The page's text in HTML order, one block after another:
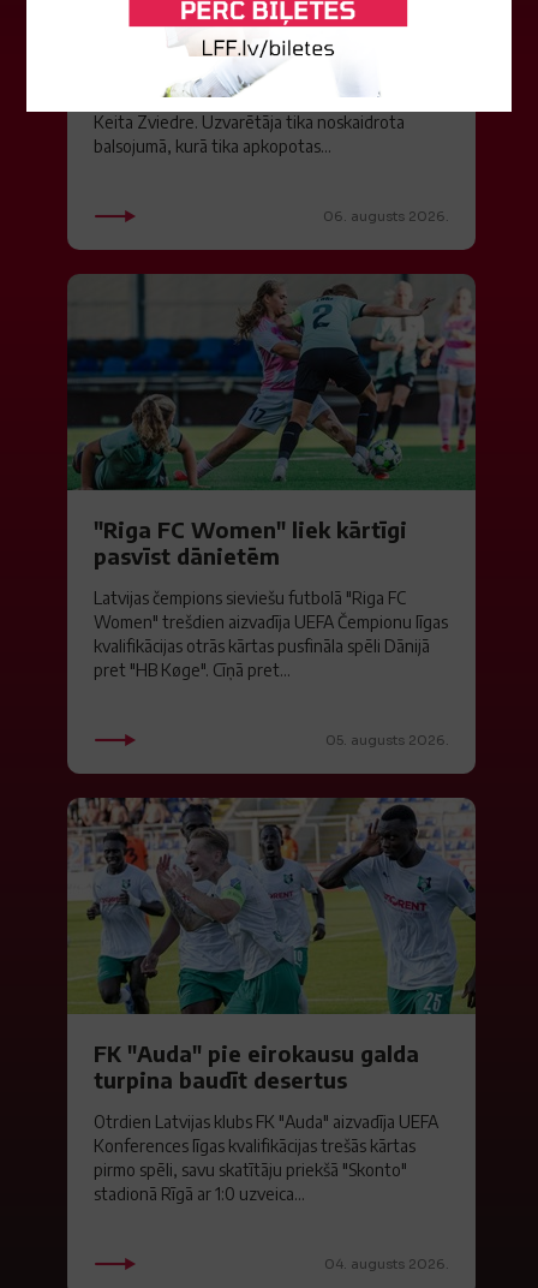
atzīta Keita Zviedre
Par "LuckyBet" Sieviešu futbola līgas jūnija
labāko spēlētāju atzīta FS "Metta" spēlētāja
Keita Zviedre. Uzvarētāja tika noskaidrota
balsojumā, kurā tika apkopotas...
06. augusts 2026.
"Riga FC Women" liek kārtīgi
pasvīst dānietēm
Latvijas čempions sieviešu futbolā "Riga FC
Women" trešdien aizvadīja UEFA Čempionu līgas
kvalifikācijas otrās kārtas pusfināla spēli Dānijā
pret "HB Køge". Cīņā pret...
05. augusts 2026.
FK "Auda" pie eirokausu galda
turpina baudīt desertus
Otrdien Latvijas klubs FK "Auda" aizvadīja UEFA
Konferences līgas kvalifikācijas trešās kārtas
pirmo spēli, savu skatītāju priekšā "Skonto"
stadionā Rīgā ar 1:0 uzveica...
04. augusts 2026.